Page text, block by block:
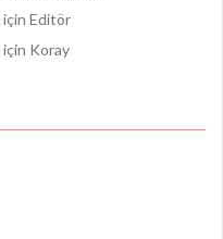
için Editör
için Koray